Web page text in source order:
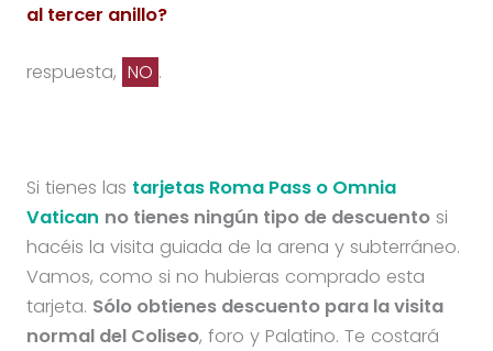
al tercer anillo?
respuesta, NO .
Si tienes las tarjetas Roma Pass o Omnia
Vatican no tienes ningún tipo de descuentosi
hacéis la visita guiada de la arena y subterráneo.
Vamos, como si no hubieras comprado esta
tarjeta. Sólo obtienes descuento para la visita
normal del Coliseo, foro y Palatino. Te costará